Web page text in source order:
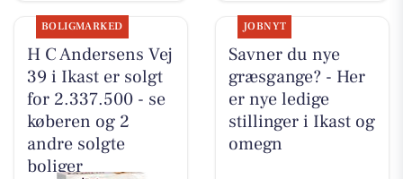
BOLIGMARKED
H C Andersens Vej
39 i Ikast er solgt
for 2.337.500 - se
køberen og 2
andre solgte
boliger
JOBNYT
Savner du nye
græsgange? - Her
er nye ledige
stillinger i Ikast og
omegn